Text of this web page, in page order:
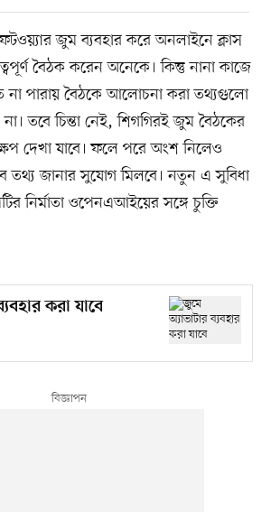
জুম ব্যবহার করে অনলাইনে ক্লাস
বৈঠক করেন অনেকে। কিন্তু নানা কাজে
পারায় বৈঠকে আলোচনা করা তথ্যগুলো
তবে চিন্তা নেই, শিগগিরই জুম বৈঠকের
দেখা যাবে। ফলে পরে অংশ নিলেও
তথ্য জানার সুযোগ মিলবে। নতুন এ সুবিধা
নির্মাতা ওপেনএআইয়ের সঙ্গে চুক্তি
করা যাবে